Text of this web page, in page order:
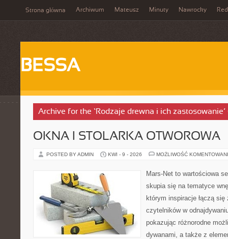
Strona główna Archiwum Mateusz Minuty Nawrocky
BESSA
Archive for the ‘Rodzaje drewna i ich zastosowanie’
OKNA I STOLARKA OTWOROWA
POSTED BY ADMIN KWI - 9 - 2026 MOŻLIWOŚĆ
Mars-Net to wartościowa
skupia się na tematyce
którym inspiracje łączą
czytelników w
pokazując różnorodne
dywanami, a także z